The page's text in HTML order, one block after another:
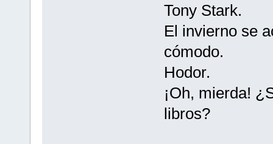
Tony Stark.
El invierno se
cómodo.
Hodor.
¡Oh, mierda!
libros?